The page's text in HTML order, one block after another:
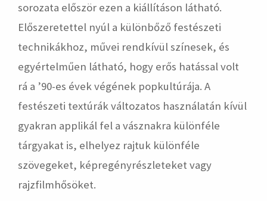
sorozata először ezen a kiállításon látható.
Előszeretettel nyúl a különbőző festészeti
technikákhoz, művei rendkívül színesek, és
egyértelműen látható, hogy erős hatással volt
rá a ’90-es évek végének popkultúrája. A
festészeti textúrák változatos használatán kívül
gyakran applikál fel a vásznakra különféle
tárgyakat is, elhelyez rajtuk különféle
szövegeket, képregényrészleteket vagy
rajzfilmhősöket.